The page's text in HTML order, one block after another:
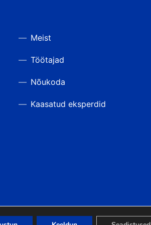
Meist
Töötajad
Nõukoda
Kaasatud eksperdid